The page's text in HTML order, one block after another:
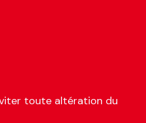
toute altération du